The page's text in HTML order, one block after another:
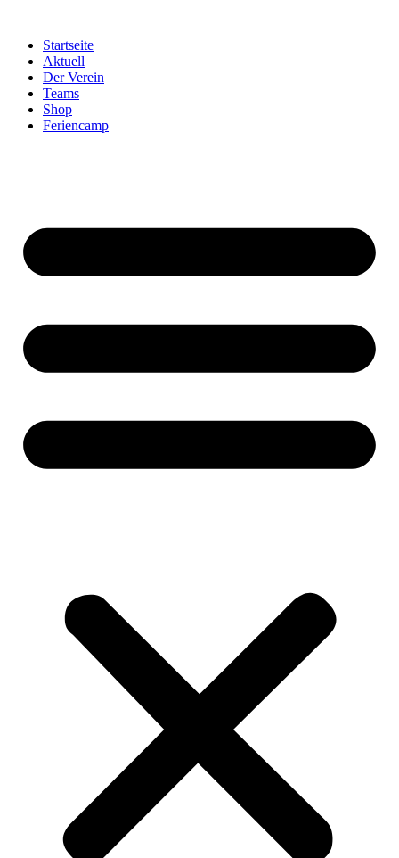
Startseite
Aktuell
Der Verein
Teams
Shop
Feriencamp